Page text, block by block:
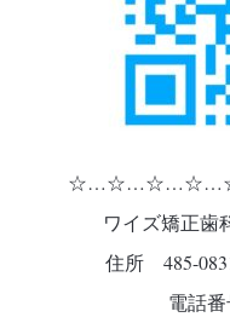
ワイズ矯正
住所 485-
電話